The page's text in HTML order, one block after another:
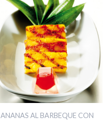
ANANAS AL BARBEQUE CON